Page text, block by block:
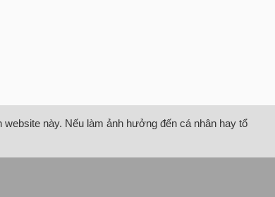
này. Nếu làm ảnh hưởng đến cá nhân hay tổ